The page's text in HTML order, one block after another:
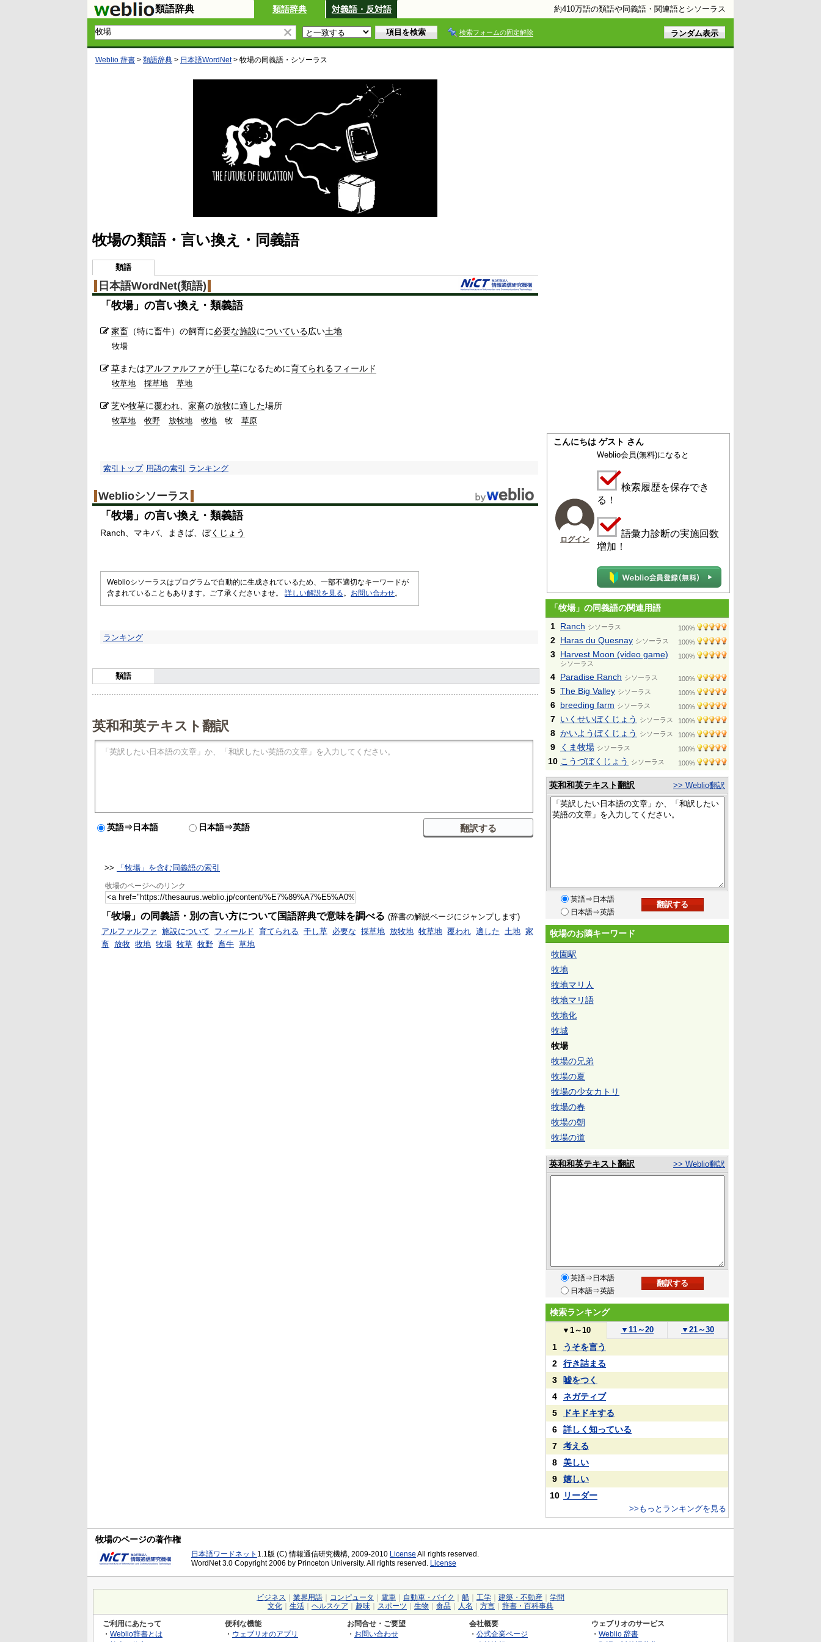
類語辞典 類語辞典 対義語・反対語 約410万語の類語や同義語・関連語とシソーラス
検索フォームの固定解除
Weblio 辞書 > 類語辞典 > 日本語WordNet> 牧場の同義語・シソーラス
牧場の類語・言い換え・同義語
類語
日本語WordNet(類語)
「 牧場」の言い換え・類義語
家畜（特に畜牛）の飼育に必要な施設についている広い土地
牧場
草またはアルファルファが干し草になるために育てられるフィールド
牧草地 採草地 草地
芝や牧草に覆われ、 家畜の放牧に適した場所
牧草地 牧野 放牧地 牧地 牧 草原
索引トップ 用語の索引 ランキング
Weblioシソーラス
「 牧場」の言い換え・類義語
Ranch マキバ まきば ぼくじょう
Weblioシソーラスはプログラムで自動的に生成されているため、一部不適切なキーワードが
含まれていることもあります。ご了承くださいませ。 詳しい解説を見る 。 お問い合わせ。
ランキング
類語
英和和英テキスト翻訳
英語⇒日本語 日本語⇒英語
>> 「牧場」を含む同義語の索引
牧場のページへのリンク
「牧場」の同義語・別の言い方について国語辞典で意味を調べる (辞書の解説ページにジャンプします)
アルファルファ 施設について フィールド 育てられる 干し草 必要な 採草地 放牧地 牧草地 覆われ 適した 土地 家
畜 放牧 牧地 牧場 牧草 牧野 畜牛 草地
こんにちは ゲスト さん
ログイン
Weblio会員(無料)になると
検索履歴を保存でき
る！
語彙力診断の実施回数
増加！
「牧場」の同義語の関連用語
1 Ranch シソーラス 100%
2 Haras du Quesnay シソーラス 100%
3 Harvest Moon (video game)
シソーラス
100%
4 Paradise Ranch シソーラス 100%
5 The Big Valley シソーラス 100%
6 breeding farm シソーラス 100%
7 いくせいぼくじょう シソーラス 100%
8 かいようぼくじょう シソーラス 100%
9 くま牧場 シソーラス 100%
10 こうづぼくじょう シソーラス 100%
英和和英テキスト翻訳 >> Weblio翻訳
英語⇒日本語
日本語⇒英語
牧場のお隣キーワード
牧園駅
牧地
牧地マリ人
牧地マリ語
牧地化
牧城
牧場
牧場の兄弟
牧場の夏
牧場の少女カトリ
牧場の春
牧場の朝
牧場の道
英和和英テキスト翻訳 >> Weblio翻訳
英語⇒日本語
日本語⇒英語
検索ランキング
▼ 1～10 ▼ 11～20 ▼ 21～30
1
うそを言う
2
行き詰まる
3
嘘をつく
4
ネガティブ
5
ドキドキする
6
詳しく知っている
7
考える
8
美しい
9
嬉しい
10 リーダー
>>もっとランキングを見る
牧場のページの著作権
日本語ワードネット 1.1版 (C) 情報通信研究機構, 2009-2010 License All rights reserved.
WordNet 3.0 Copyright 2006 by Princeton University. All rights reserved. License
ビジネス 業界用語 コンピュータ 電車 自動車・バイク 船 工学 建築・不動産
学問
文化
生活 ヘルスケア 趣味 スポーツ 生物 食品 人名 方言 辞書・百科事典
ご利用にあたって
・ Weblio辞書とは
便利な機能
・ ウェブリオのアプリ
お問合せ・ご要望
・ お問い合わせ
会社概要
・ 公式企業ページ
ウェブリオのサービス
・ Weblio 辞書